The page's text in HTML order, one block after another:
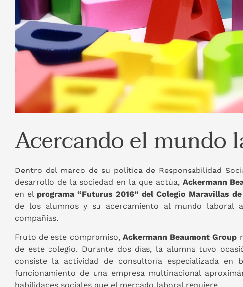
Acercando el mundo
Dentro del marco de su política de Responsabilidad
desarrollo de la sociedad en la que actúa, Ackermann
en el programa “Futurus 2016” del Colegio Maravillas
de los alumnos y su acercamiento al mundo laboral
compañías.
Fruto de este compromiso, Ackermann Beaumont Group
de este colegio. Durante dos días, la alumna tuvo
consiste la actividad de consultoría especializada
funcionamiento de una empresa multinacional
habilidades sociales que el mercado laboral requiere.